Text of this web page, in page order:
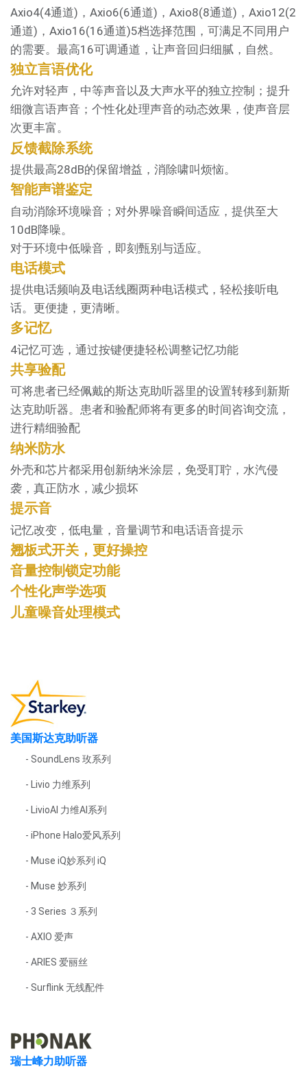
Axio4(4通道)，Axio6(6通道)，Axio8(8通道)，Axio12(2
通道)，Axio16(16通道)5档选择范围，可满足不同用户
的需要。最高16可调通道，让声音回归细腻，自然。
独立言语优化
允许对轻声，中等声音以及大声水平的独立控制；提升
细微言语声音；个性化处理声音的动态效果，使声音层
次更丰富。
反馈截除系统
提供最高28dB的保留增益，消除啸叫烦恼。
智能声谱鉴定
自动消除环境噪音；对外界噪音瞬间适应，提供至大
10dB降噪。
对于环境中低噪音，即刻甄别与适应。
电话模式
提供电话频响及电话线圈两种电话模式，轻松接听电
话。更便捷，更清晰。
多记忆
4记忆可选，通过按键便捷轻松调整记忆功能
共享验配
可将患者已经佩戴的斯达克助听器里的设置转移到新斯
达克助听器。患者和验配师将有更多的时间咨询交流，
进行精细验配
纳米防水
外壳和芯片都采用创新纳米涂层，免受耵聍，水汽侵
袭，真正防水，减少损坏
提示音
记忆改变，低电量，音量调节和电话语音提示
翘板式开关，更好操控
音量控制锁定功能
个性化声学选项
儿童噪音处理模式
美国斯达克助听器
- SoundLens 玫系列
- Livio 力维系列
- LivioAI 力维AI系列
- iPhone Halo爱风系列
- Muse iQ妙系列 iQ
- Muse 妙系列
- 3 Series ３系列
- AXIO 爱声
- ARIES 爱丽丝
- Surflink 无线配件
瑞士峰力助听器